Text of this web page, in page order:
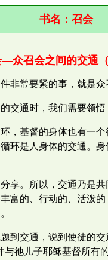
书名： 召会
众召会之间的交通
非常要紧的事，就是
交通时，我们需要领
，基督的身体也有一
环是人身体的交通。
享。所以，交通乃是
富的、行动的、活泼
到交通，说到使徒的
与祂儿子耶稣基督所有